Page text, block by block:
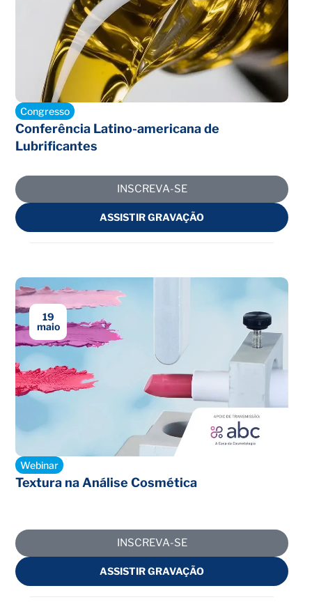
Congresso
Conferência Latino-americana de
Lubrificantes
INSCREVA-SE
ASSISTIR GRAVAÇÃO
19
maio
Webinar
Textura na Análise Cosmética
INSCREVA-SE
ASSISTIR GRAVAÇÃO